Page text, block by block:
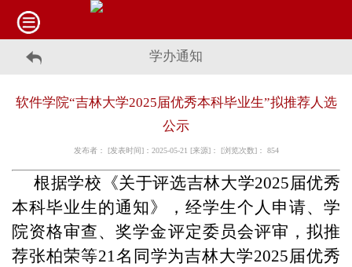
学办通知
软件学院“吉林大学2025届优秀本科毕业生”拟推荐人选
公示
发布者： [发表时间]：2025-05-21 [来源]： [浏览次数]： 854
根据学校《关于评选吉林大学2025届优秀
本科毕业生的通知》， 经学生个人申请、学
院资格审查、奖学金评定委员会评审，拟推
荐张柏荣等21名同学为吉林大学2025届优秀